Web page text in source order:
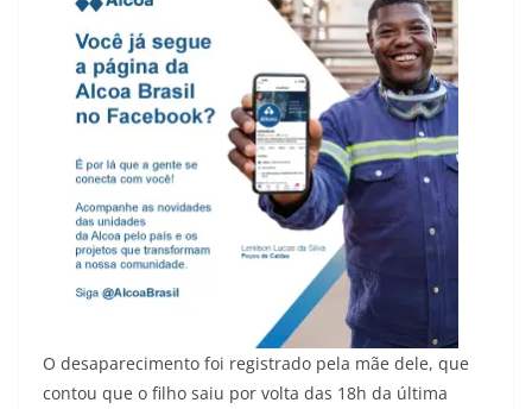
O desaparecimento foi registrado pela mãe dele, que
contou que o filho saiu por volta das 18h da última